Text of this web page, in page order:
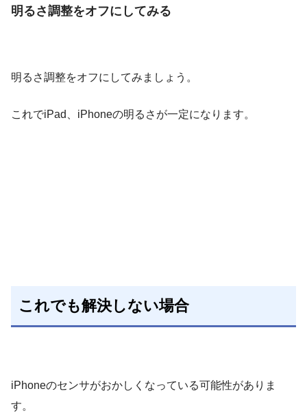
明るさ調整をオフにしてみる
明るさ調整をオフにしてみましょう。
これでiPad、iPhoneの明るさが一定になります。
これでも解決しない場合
iPhoneのセンサがおかしくなっている可能性がありま
す。